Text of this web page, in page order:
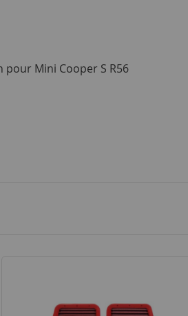
Mini Cooper S R56